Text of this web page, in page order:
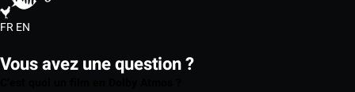
FREN
Vous avez une question ?